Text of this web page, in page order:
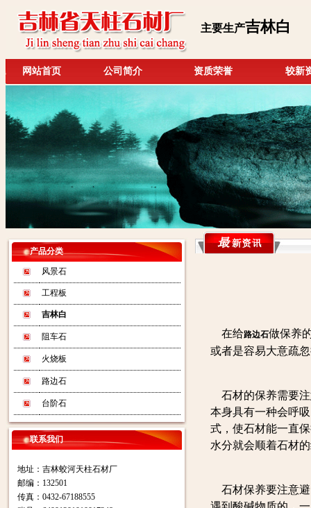
主要生产吉林白
网站首页 公司简介 资质荣誉 较新
产品分类
风景石
工程板
吉林白
阻车石
火烧板
路边石
台阶石
联系我们
地址：吉林蛟河天柱石材厂
邮编：132501
传真：0432-67188555
在给路边石做保养
或者是容易大意疏
石材的保养需要注
本身具有一种会呼
式，使石材能一直
水分就会顺着石材
石材保养要注意避